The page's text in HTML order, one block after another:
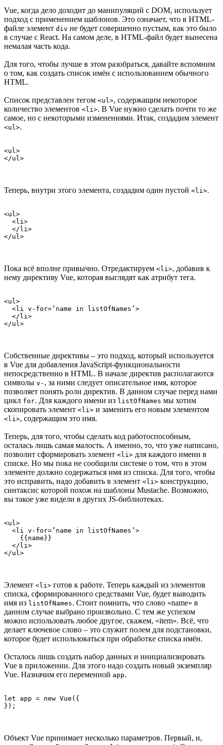
Vue, когда дело доходит до манипуляций с DOM, использует
подход с применением шаблонов. Это означает, что в HTML-
файле элемент div не будет совершенно пустым, как это было
в случае с React. На самом деле, в HTML-файл будет вынесена
немалая часть кода.
Для того, чтобы лучше в этом разобраться, давайте вспомним
о том, как создать список имён с использованием обычного
HTML.
Список представлен тегом <ul>, содержащим некоторое
количество элементов <li>. В Vue нужно сделать почти то же
самое, но с некоторыми изменениями. Итак, создадим элемент
<ul>.
<ul>
</ul>
Теперь, внутри этого элемента, создадим один пустой <li>.
<ul>
<li>
</li>
</ul>
Пока всё вполне привычно. Отредактируем <li>, добавив к
нему директиву Vue, которая выглядят как атрибут тега.
<ul>
<li v-for=’name in listOfNames’>
</li>
</ul>
Собственные директивы – это подход, который используется
в Vue для добавления JavaScript-функциональности
непосредственно в HTML. В начале директив располагаются
символы v- , за ними следует описательное имя, которое
позволяет понять роли директив. В данном случае перед нами
цикл for. Для каждого имени из listOfNames мы хотим
скопировать элемент <li> и заменить его новым элементом
<li>, содержащим это имя.
Теперь, для того, чтобы сделать код работоспособным,
осталась лишь самая малость. А именно, то, что уже написано,
позволит сформировать элемент <li> для каждого имени в
списке. Но мы пока не сообщили системе о том, что в этом
элементе должно содержаться имя из списка. Для того, чтобы
это исправить, надо добавить в элемент <li> конструкцию,
синтаксис которой похож на шаблоны Mustache. Возможно,
вы такое уже видели в других JS-библиотеках.
<ul>
<li v-for=’name in listOfNames’>
{{name}}
</li>
</ul>
Элемент <li> готов к работе. Теперь каждый из элементов
списка, сформированного средствами Vue, будет выводить
имя из listOfNames. Стоит помнить, что слово «name» в
данном случае выбрано произвольно. С тем же успехом
можно использовать любое другое, скажем, «item». Всё, что
делает ключевое слово – это служит полем для подстановки,
которое будет использоваться при обработке списка имён.
Осталось лишь создать набор данных и инициализировать
Vue в приложении. Для этого надо создать новый экземпляр
Vue. Назначим его переменной app.
let app = new Vue({
});
Объект Vue принимает несколько параметров. Первый, и,